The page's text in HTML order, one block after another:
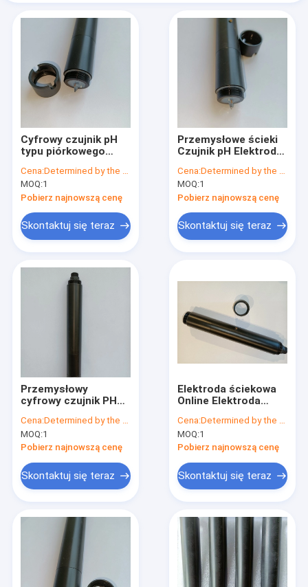
Produkty
O nas
Cyfrowy czujnik pH
typu piórkowego
pH 12ph RS485
Cena:Determined by the number of specific orders
MOQ:1
Pobierz najnowszą cenę
Skontaktuj się teraz
Przemysłowe ścieki
Czujnik pH Elektroda
elektrody ORP 0,01
ph
Cena:Determined by the number of specific orders
MOQ:1
Pobierz najnowszą cenę
Skontaktuj się teraz
Przemysłowy
cyfrowy czujnik PH
kompozytowa online
do ścieków
Cena:Determined by the number of specific orders
MOQ:1
Pobierz najnowszą cenę
Skontaktuj się teraz
Elektroda ściekowa
Online Elektroda
możliwością
dostosowania 6 V
NTC
Cena:Determined by the number of specific orders
MOQ:1
Pobierz najnowszą cenę
Skontaktuj się teraz